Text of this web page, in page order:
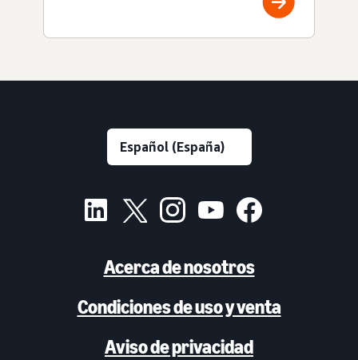
Acerca de nosotros
Condiciones de uso y venta
Aviso de privacidad